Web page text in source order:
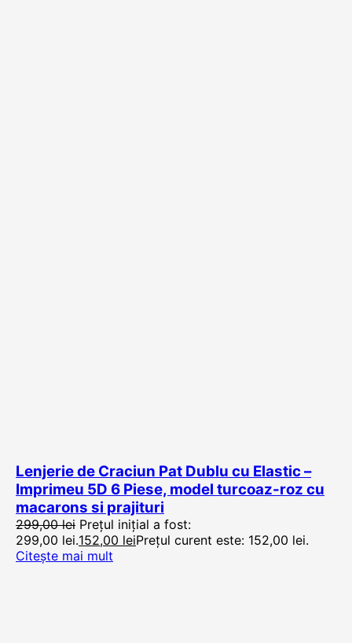
Lenjerie de Craciun Pat Dublu cu Elastic –
Imprimeu 5D 6 Piese, model turcoaz-roz cu
macarons si prajituri
299,00lei Prețul inițial a fost:
299,00 lei.152,00 leiPrețul curent este: 152,00 lei.
Citește mai mult